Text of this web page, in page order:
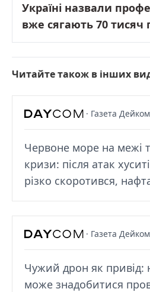
Україні назвали
вже сягають 70 тисяч
Читайте також в інших
· Газета Дейком
Червоне море на межі
кризи: після атак
різко скоротився,
· Газета Дейком
Чужий дрон як привід:
може знадобитися